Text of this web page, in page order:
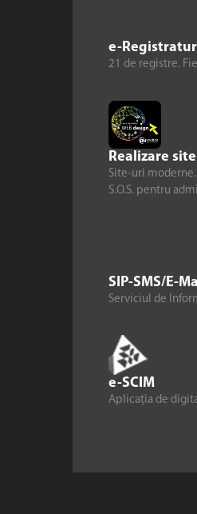
e-
21 de registre.
Realizare
Site-uri
S.O.S. pentru
SIP-SMS/E-
Serviciul de
e-SCIM
Aplicația de